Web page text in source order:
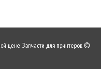
цене. Запчасти для принтеров.